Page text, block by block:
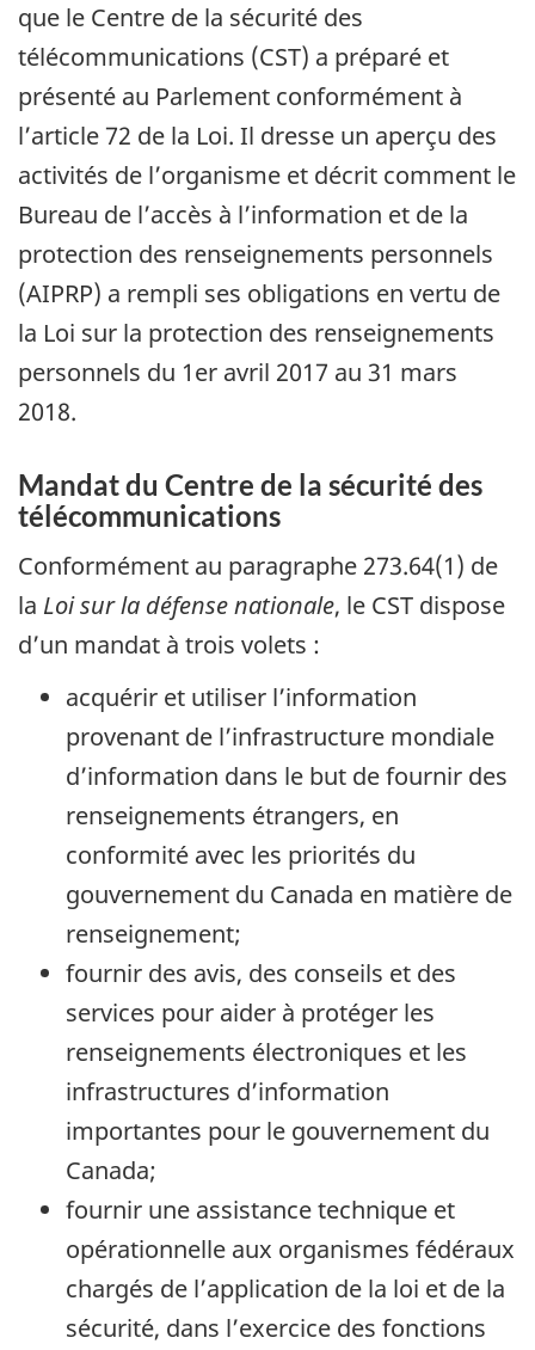
que le Centre de la sécurité des
télécommunications (CST) a préparé et
présenté au Parlement conformément à
l’article 72 de la Loi. Il dresse un aperçu des
activités de l’organisme et décrit comment le
Bureau de l’accès à l’information et de la
protection des renseignements personnels
(AIPRP) a rempli ses obligations en vertu de
la Loi sur la protection des renseignements
personnels du 1er avril 2017 au 31 mars
2018.
Mandat du Centre de la sécurité des
télécommunications
Conformément au paragraphe 273.64(1) de
la Loi sur la défense nationale, le CST dispose
d’un mandat à trois volets :
acquérir et utiliser l’information
provenant de l’infrastructure mondiale
d’information dans le but de fournir des
renseignements étrangers, en
conformité avec les priorités du
gouvernement du Canada en matière de
renseignement;
fournir des avis, des conseils et des
services pour aider à protéger les
renseignements électroniques et les
infrastructures d’information
importantes pour le gouvernement du
Canada;
fournir une assistance technique et
opérationnelle aux organismes fédéraux
chargés de l’application de la loi et de la
sécurité, dans l’exercice des fonctions